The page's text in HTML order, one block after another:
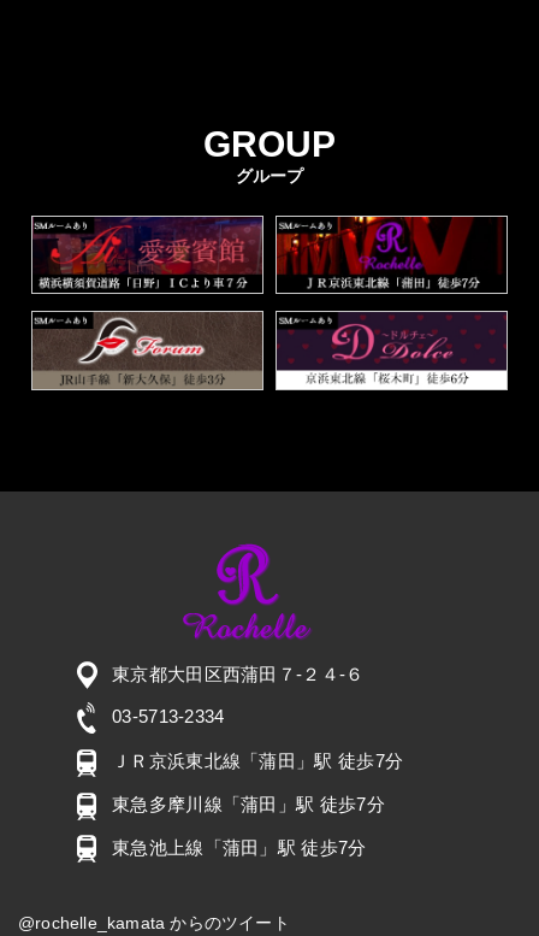
GROUP
グループ
東京都大田区西蒲田７-２４-６
03-5713-2334
ＪＲ京浜東北線「蒲田」駅 徒歩7分
東急多摩川線「蒲田」駅 徒歩7分
東急池上線「蒲田」駅 徒歩7分
@rochelle_kamata からのツイート